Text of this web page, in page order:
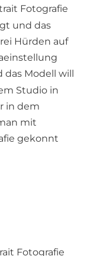
Fotografie
und das
Hürden auf
Modell will
Studio in
in dem
mit
gekonnt
Fotografie